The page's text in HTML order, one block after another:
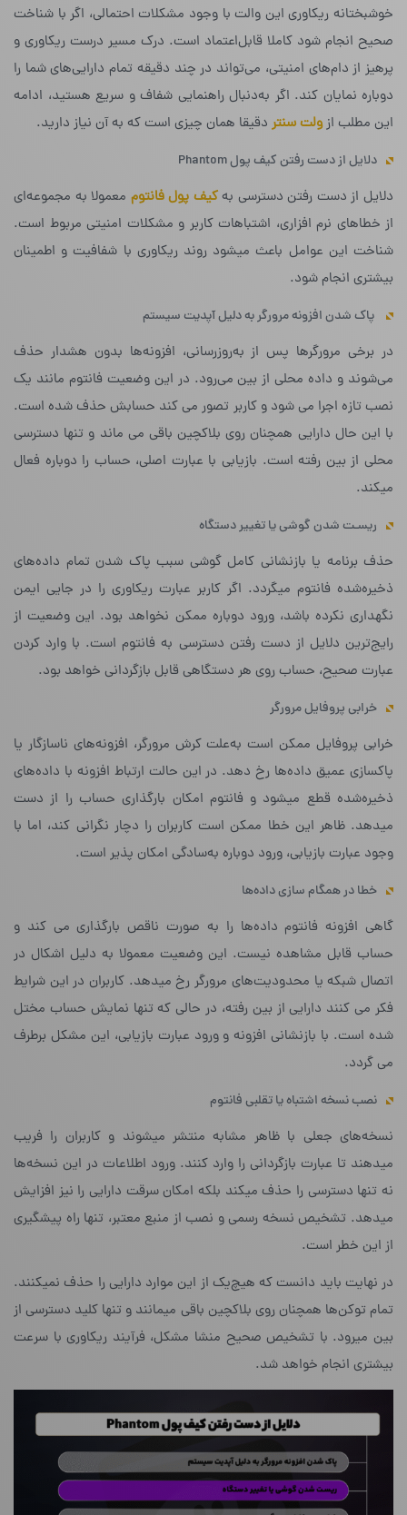
خوشبختانه ریکاوری این والت با وجود مشکلات احتمالی، اگر با شناخت
صحیح انجام شود کاملا قابل‌اعتماد است. درک مسیر درست ریکاوری و
پرهیز از دام‌های امنیتی، می‌تواند در چند دقیقه تمام دارایی‌های شما را
دوباره نمایان کند. اگر به‌دنبال راهنمایی شفاف و سریع هستید، ادامه
این مطلب ازولت سنتر دقیقا همان چیزی است که به آن نیاز دارید.
دلایل از دست رفتن کیف پول Phantom
دلایل از دست رفتن دسترسی بهکیف پول فانتوم معمولا به مجموعه‌ای
از خطاهای نرم افزاری، اشتباهات کاربر و مشکلات امنیتی مربوط است.
شناخت این عوامل باعث میشود روند ریکاوری با شفافیت و اطمینان
بیشتری انجام شود.
پاک شدن افزونه مرورگر به دلیل آپدیت سیستم
در برخی مرورگرها پس از به‌روزرسانی، افزونه‌ها بدون هشدار حذف
می‌شوند و داده محلی از بین می‌رود. در این وضعیت فانتوم مانند یک
نصب تازه اجرا می شود و کاربر تصور می کند حسابش حذف شده است.
با این حال دارایی همچنان روی بلاکچین باقی می ماند و تنها دسترسی
محلی از بین رفته است. بازیابی با عبارت اصلی، حساب را دوباره فعال
میکند.
ریسـت شدن گوشی یا تغییر دستگاه
حذف برنامه یا بازنشانی کامل گوشی سبب پاک شدن تمام داده‌های
ذخیره‌شده فانتوم میگردد. اگر کاربر عبارت ریکاوری را در جایی ایمن
نگهداری نکرده باشد، ورود دوباره ممکن نخواهد بود. این وضعیت از
رایج‌ترین دلایل از دست رفتن دسترسی به فانتوم است. با وارد کردن
عبارت صحیح، حساب روی هر دستگاهی قابل بازگردانی خواهد بود.
خرابی پروفایل مرورگر
خرابی پروفایل ممکن است به‌علت کرش مرورگر، افزونه‌های ناسازگار یا
پاکسازی عمیق داده‌ها رخ دهد. در این حالت ارتباط افزونه با داده‌های
ذخیره‌شده قطع میشود و فانتوم امکان بارگذاری حساب را از دست
میدهد. ظاهر این خطا ممکن است کاربران را دچار نگرانی کند، اما با
وجود عبارت بازیابی، ورود دوباره به‌سادگی امکان پذیر است.
خطا در همگام سازی داده‌ها
گاهی افزونه فانتوم داده‌ها را به صورت ناقص بارگذاری می کند و
حساب قابل مشاهده نیست. این وضعیت معمولا به دلیل اشکال در
اتصال شبکه یا محدودیت‌های مرورگر رخ میدهد. کاربران در این شرایط
فکر می کنند دارایی از بین رفته، در حالی که تنها نمایش حساب مختل
شده است. با بازنشانی افزونه و ورود عبارت بازیابی، این مشکل برطرف
می گردد.
نصب نسخه اشتباه یا تقلبی فانتوم
نسخه‌های جعلی با ظاهر مشابه منتشر میشوند و کاربران را فریب
میدهند تا عبارت بازگردانی را وارد کنند. ورود اطلاعات در این نسخه‌ها
نه تنها دسترسی را حذف میکند بلکه امکان سرقت دارایی را نیز افزایش
میدهد. تشخیص نسخه رسمی و نصب از منبع معتبر، تنها راه پیشگیری
از این خطر است.
در نهایت باید دانست که هیچ‌یک از این موارد دارایی را حذف نمیکنند.
تمام توکن‌ها همچنان روی بلاکچین باقی میمانند و تنها کلید دسترسی از
بین میرود. با تشخیص صحیح منشا مشکل، فرآیند ریکاوری با سرعت
بیشتری انجام خواهد شد.